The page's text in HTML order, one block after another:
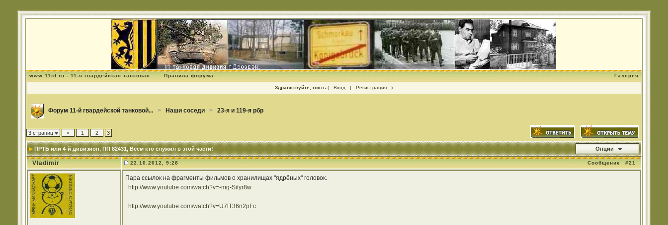
www.11td.ru - 11-я гвардейская танковая... Правила форума Галерея
Здравствуйте, гость ( Вход | Регистрация )
Форум 11-й гвардейской танковой... > Наши соседи > 23-я и 119-я рбр
3 страниц < 1 2 3
ПРТБ или 4-й дивизион, ПП 82431, Всем кто служил в этой части! Опции
Vladimir 22.10.2012, 9:28 Сообщение #21
Пара ссылок на фрагменты фильмов о хранилищах "ядрёных" головок.
http://www.youtube.com/watch?v=-mg-Sityr8w
http://www.youtube.com/watch?v=U7lT36n2pFc